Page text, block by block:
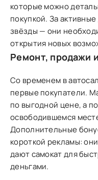
которые можно
покупкой. За
звёзды — они
открытия новых
Ремонт, продажи
Со временем в
первые покупатели.
по выгодной цене, а
освободившемся
Дополнительные
короткой рекламы:
дают самокат для
деньгами.